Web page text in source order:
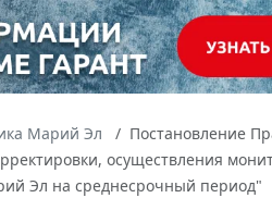
Марий Эл
Постановление
осуществления
Эл на среднесрочный период"